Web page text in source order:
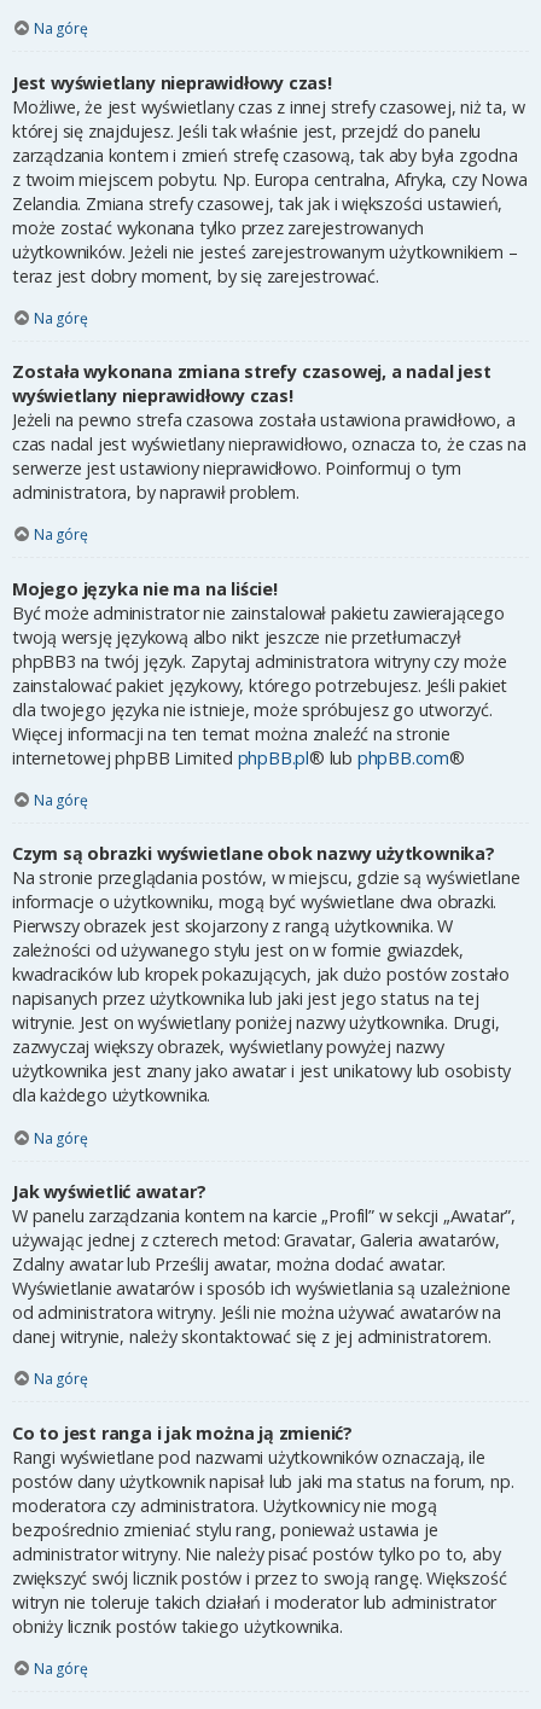
Na górę
Jest wyświetlany nieprawidłowy czas!
Możliwe, że jest wyświetlany czas z innej strefy czasowej, niż ta, w
której się znajdujesz. Jeśli tak właśnie jest, przejdź do panelu
zarządzania kontem i zmień strefę czasową, tak aby była zgodna
z twoim miejscem pobytu. Np. Europa centralna, Afryka, czy Nowa
Zelandia. Zmiana strefy czasowej, tak jak i większości ustawień,
może zostać wykonana tylko przez zarejestrowanych
użytkowników. Jeżeli nie jesteś zarejestrowanym użytkownikiem –
teraz jest dobry moment, by się zarejestrować.
Na górę
Została wykonana zmiana strefy czasowej, a nadal jest
wyświetlany nieprawidłowy czas!
Jeżeli na pewno strefa czasowa została ustawiona prawidłowo, a
czas nadal jest wyświetlany nieprawidłowo, oznacza to, że czas na
serwerze jest ustawiony nieprawidłowo. Poinformuj o tym
administratora, by naprawił problem.
Na górę
Mojego języka nie ma na liście!
Być może administrator nie zainstalował pakietu zawierającego
twoją wersję językową albo nikt jeszcze nie przetłumaczył
phpBB3 na twój język. Zapytaj administratora witryny czy może
zainstalować pakiet językowy, którego potrzebujesz. Jeśli pakiet
dla twojego języka nie istnieje, może spróbujesz go utworzyć.
Więcej informacji na ten temat można znaleźć na stronie
internetowej phpBB Limited phpBB.pl® lub phpBB.com®
Na górę
Czym są obrazki wyświetlane obok nazwy użytkownika?
Na stronie przeglądania postów, w miejscu, gdzie są wyświetlane
informacje o użytkowniku, mogą być wyświetlane dwa obrazki.
Pierwszy obrazek jest skojarzony z rangą użytkownika. W
zależności od używanego stylu jest on w formie gwiazdek,
kwadracików lub kropek pokazujących, jak dużo postów zostało
napisanych przez użytkownika lub jaki jest jego status na tej
witrynie. Jest on wyświetlany poniżej nazwy użytkownika. Drugi,
zazwyczaj większy obrazek, wyświetlany powyżej nazwy
użytkownika jest znany jako awatar i jest unikatowy lub osobisty
dla każdego użytkownika.
Na górę
Jak wyświetlić awatar?
W panelu zarządzania kontem na karcie „Profil” w sekcji „Awatar”,
używając jednej z czterech metod: Gravatar, Galeria awatarów,
Zdalny awatar lub Prześlij awatar, można dodać awatar.
Wyświetlanie awatarów i sposób ich wyświetlania są uzależnione
od administratora witryny. Jeśli nie można używać awatarów na
danej witrynie, należy skontaktować się z jej administratorem.
Na górę
Co to jest ranga i jak można ją zmienić?
Rangi wyświetlane pod nazwami użytkowników oznaczają, ile
postów dany użytkownik napisał lub jaki ma status na forum, np.
moderatora czy administratora. Użytkownicy nie mogą
bezpośrednio zmieniać stylu rang, ponieważ ustawia je
administrator witryny. Nie należy pisać postów tylko po to, aby
zwiększyć swój licznik postów i przez to swoją rangę. Większość
witryn nie toleruje takich działań i moderator lub administrator
obniży licznik postów takiego użytkownika.
Na górę